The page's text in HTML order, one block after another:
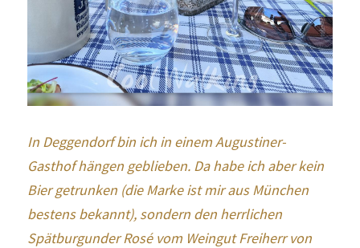
In Deggendorf bin ich in einem Augustiner-
Gasthof hängen geblieben. Da habe ich aber kein
Bier getrunken (die Marke ist mir aus München
bestens bekannt), sondern den herrlichen
Spätburgunder Rosé vom Weingut Freiherr von